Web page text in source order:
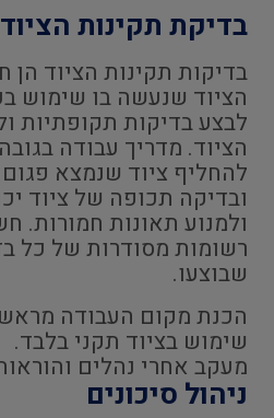
בדיקת תקינות הציוד
בדיקות תקינות הציוד
הציוד שנעשה בו שימוש
לבצע בדיקות תקופתיות
הציוד. מדריך עבודה
להחליף ציוד שנמצא
ובדיקה תכופה של ציוד
ולמנוע תאונות חמורות.
רשומות מסודרות של כל
שבוצעו.
הכנת מקום העבודה
שימוש בציוד תקני בלבד.
מעקב אחרי נהלים
ניהול סיכונים